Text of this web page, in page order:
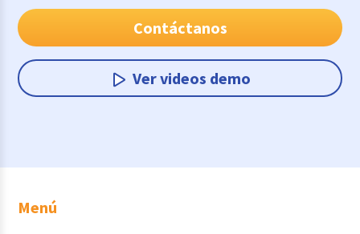
Contáctanos
Ver videos demo
Menú